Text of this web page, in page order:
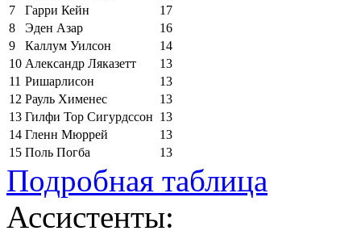
7
Гарри Кейн
17
8
Эден Азар
16
9
Каллум Уилсон
14
10 Александр Ляказетт
13
11 Ришарлисон
13
12 Рауль Хименес
13
13 Гилфи Тор Сигурдссон 13
14 Гленн Мюррей
13
15 Поль Погба 13
Подробная таблица
Ассистенты: